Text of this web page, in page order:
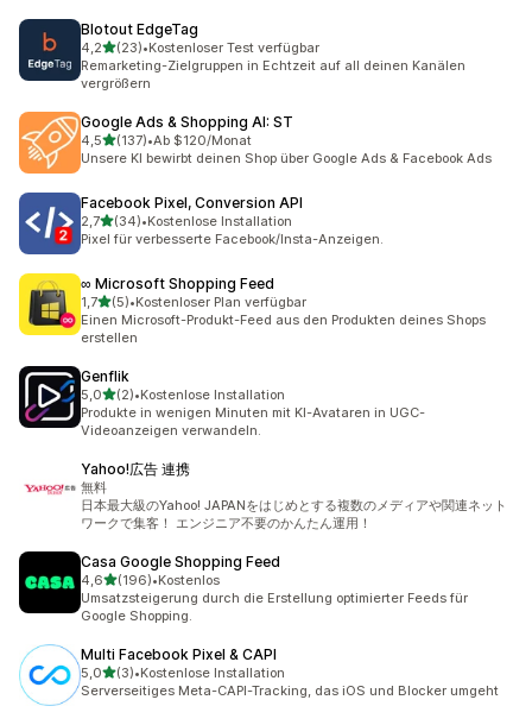
Blotout EdgeTag
4,2von 5 Sternen
(23)
23 Rezensionen insgesamt
•Kostenloser Test verfügbar
Remarketing-Zielgruppen in Echtzeit auf all deinen Kanälen
vergrößern
Google Ads & Shopping AI: ST
4,5von 5 Sternen
(137)
137 Rezensionen insgesamt
•Ab $120/Monat
Unsere KI bewirbt deinen Shop über Google Ads & Facebook Ads
Facebook Pixel, Conversion API
2,7von 5 Sternen
(34)
34 Rezensionen insgesamt
•Kostenlose Installation
Pixel für verbesserte Facebook/Insta-Anzeigen.
∞ Microsoft Shopping Feed
1,7von 5 Sternen
(5)
5 Rezensionen insgesamt
•Kostenloser Plan verfügbar
Einen Microsoft-Produkt-Feed aus den Produkten deines Shops
erstellen
Genflik
5,0von 5 Sternen
(2)
2 Rezensionen insgesamt
•Kostenlose Installation
Produkte in wenigen Minuten mit KI-Avataren in UGC-
Videoanzeigen verwandeln.
Yahoo!広告 連携
無料
日本最大級のYahoo! JAPANをはじめとする複数のメディアや関連ネット
ワークで集客！ エンジニア不要のかんたん運用！
Casa Google Shopping Feed
4,6von 5 Sternen
(196)
196 Rezensionen insgesamt
•Kostenlos
Umsatzsteigerung durch die Erstellung optimierter Feeds für
Google Shopping.
Multi Facebook Pixel & CAPI
5,0von 5 Sternen
(3)
3 Rezensionen insgesamt
•Kostenlose Installation
Serverseitiges Meta-CAPI-Tracking, das iOS und Blocker umgeht